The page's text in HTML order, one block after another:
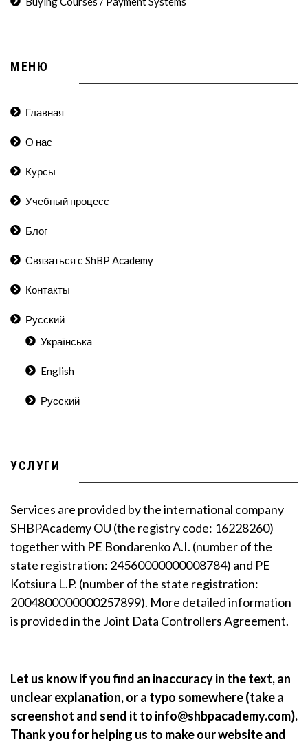
МЕНЮ
Главная
О нас
Курсы
Учебный процесс
Блог
Связаться с ShBP Academy
Контакты
Русский
Українська
English
Русский
УСЛУГИ
Services are provided by the international company
SHBPAcademy OU (the registry code: 16228260)
together with PE Bondarenko A.I. (number of the
state registration: 24560000000008784) and PE
Kotsiura L.P. (number of the state registration:
2004800000000257899). More detailed information
is provided in the Joint Data Controllers Agreement.
Let us know if you find an inaccuracy in the text, an
unclear explanation, or a typo somewhere (take a
screenshot and send it to info@shbpacademy.com).
Thank you for helping us to make our website and